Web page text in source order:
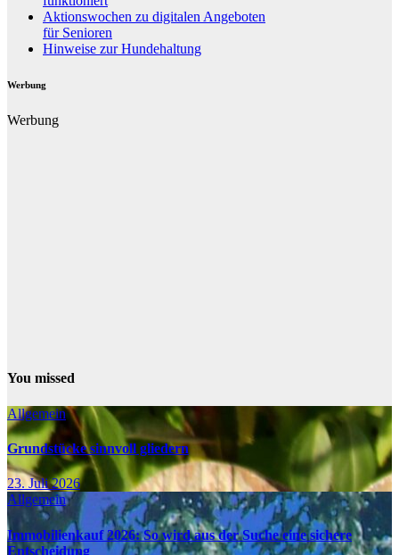
Aktionswochen zu digitalen Angeboten
für Senioren
Hinweise zur Hundehaltung
Werbung
Werbung
You missed
Allgemein
Grundstücke sinnvoll gliedern
23. Juli 2026
Allgemein
Immobilienkauf 2026: So wird aus der Suche eine sichere
Entscheidung